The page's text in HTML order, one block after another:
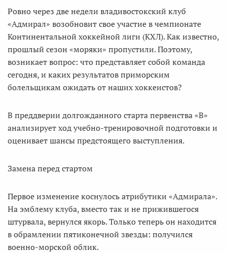
Ровно через две недели владивостокский клуб
«Адмирал» возобновит свое участие в чемпионате
Континентальной хоккейной лиги (КХЛ). Как известно,
прошлый сезон «моряки» пропустили. Поэтому,
возникает вопрос: что представляет cобой команда
сегодня, и каких результатов приморским
болельщикам ожидать от наших хоккеистов?
В преддверии долгожданного старта первенства «В»
анализирует ход учебно-тренировочной подготовки и
оценивает шансы предстоящего выступления.
Замена перед стартом
Первое изменение коснулось атрибутики «Адмирала».
На эмблему клуба, вместо так и не прижившегося
штурвала, вернулся якорь. Только теперь он находится
в обрамлении пятиконечной звезды: получился
военно-морской облик.